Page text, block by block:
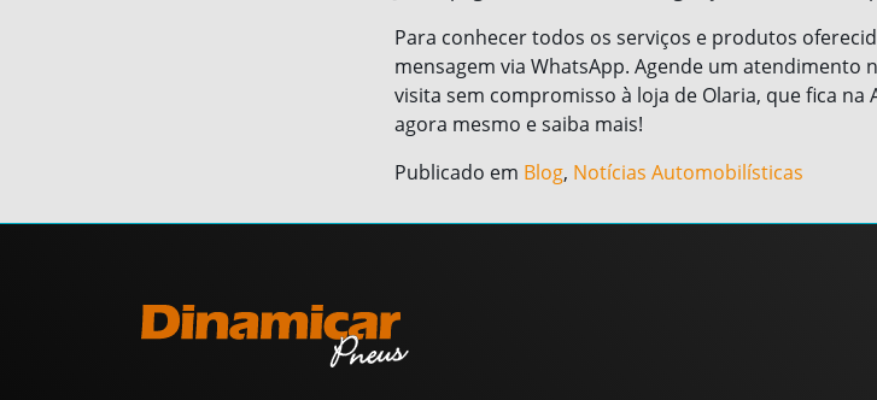
Para conhecer todos os serviços e produtos
mensagem via WhatsApp. Agende um atendimento
visita sem compromisso à loja de Olaria, que fica na
agora mesmo e saiba mais!
Publicado em Blog, Notícias Automobilísticas